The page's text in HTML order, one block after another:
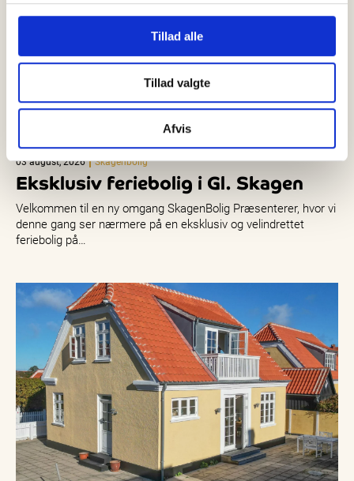
Tillad alle
Tillad valgte
Afvis
03 august, 2026 Skagenbolig
Eksklusiv feriebolig i Gl. Skagen
Velkommen til en ny omgang SkagenBolig Præsenterer, hvor vi
denne gang ser nærmere på en eksklusiv og velindrettet
feriebolig på…